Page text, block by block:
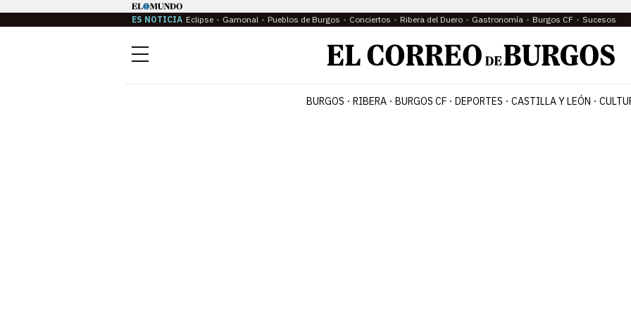
ES NOTICIA Eclipse Gamonal Pueblos de Burgos Conciertos Ribera del Duero Gastronomía Burgos CF Sucesos
Menú
BURGOS RIBERA BURGOS CF DEPORTES CASTILLA Y LEÓN